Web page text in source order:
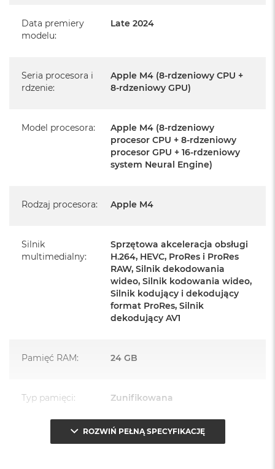
Posiada fabryczne opakowanie
Posiada system operacyjny macOS w języku
Język polski wybieramy przy pierwszym uruchomieniu
urządzenia.
Zasilacz o mocy 143W
Przewód USB‑C do ładowania
PASUJE WSZĘDZIE– Ten zaskakująco smukły, dostępny w
ozdobą, gdziekolwiek się pojawi.
zrobisz więcej szybciej. Bawisz się czy pracujesz, edytujesz
Data premiery
modelu:
Late 2024
Seria procesora i
rdzenie:
Apple M4 (8-rdzeniowy CPU +
8-rdzeniowy GPU)
Model procesora:
Apple M4 (8-rdzeniowy
procesor CPU + 8-rdzeniowy
procesor GPU + 16-rdzeniowy
system Neural Engine)
Rodzaj procesora: Apple M4
Silnik
multimedialny:
Sprzętowa akceleracja obsługi
H.264, HEVC, ProRes i ProRes
RAW, Silnik dekodowania
wideo, Silnik kodowania wideo,
Silnik kodujący i dekodujący
format ProRes, Silnik
dekodujący AV1
Pamięć RAM: 24 GB
Typ pamięci: Zunifikowana
Przepustowość
120 GB/s
ROZWIŃ PEŁNĄ SPECYFIKACJĘ